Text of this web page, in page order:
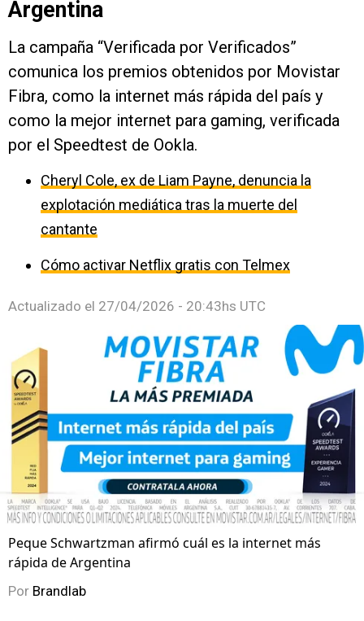
Argentina
La campaña “Verificada por Verificados”
comunica los premios obtenidos por Movistar
Fibra, como la internet más rápida del país y
como la mejor internet para gaming, verificada
por el Speedtest de Ookla.
Cheryl Cole, ex de Liam Payne, denuncia la
explotación mediática tras la muerte del
cantante
Cómo activar Netflix gratis con Telmex
Actualizado el 27/04/2026 - 20:43hs UTC
Peque Schwartzman afirmó cuál es la internet más
rápida de Argentina
Por Brandlab